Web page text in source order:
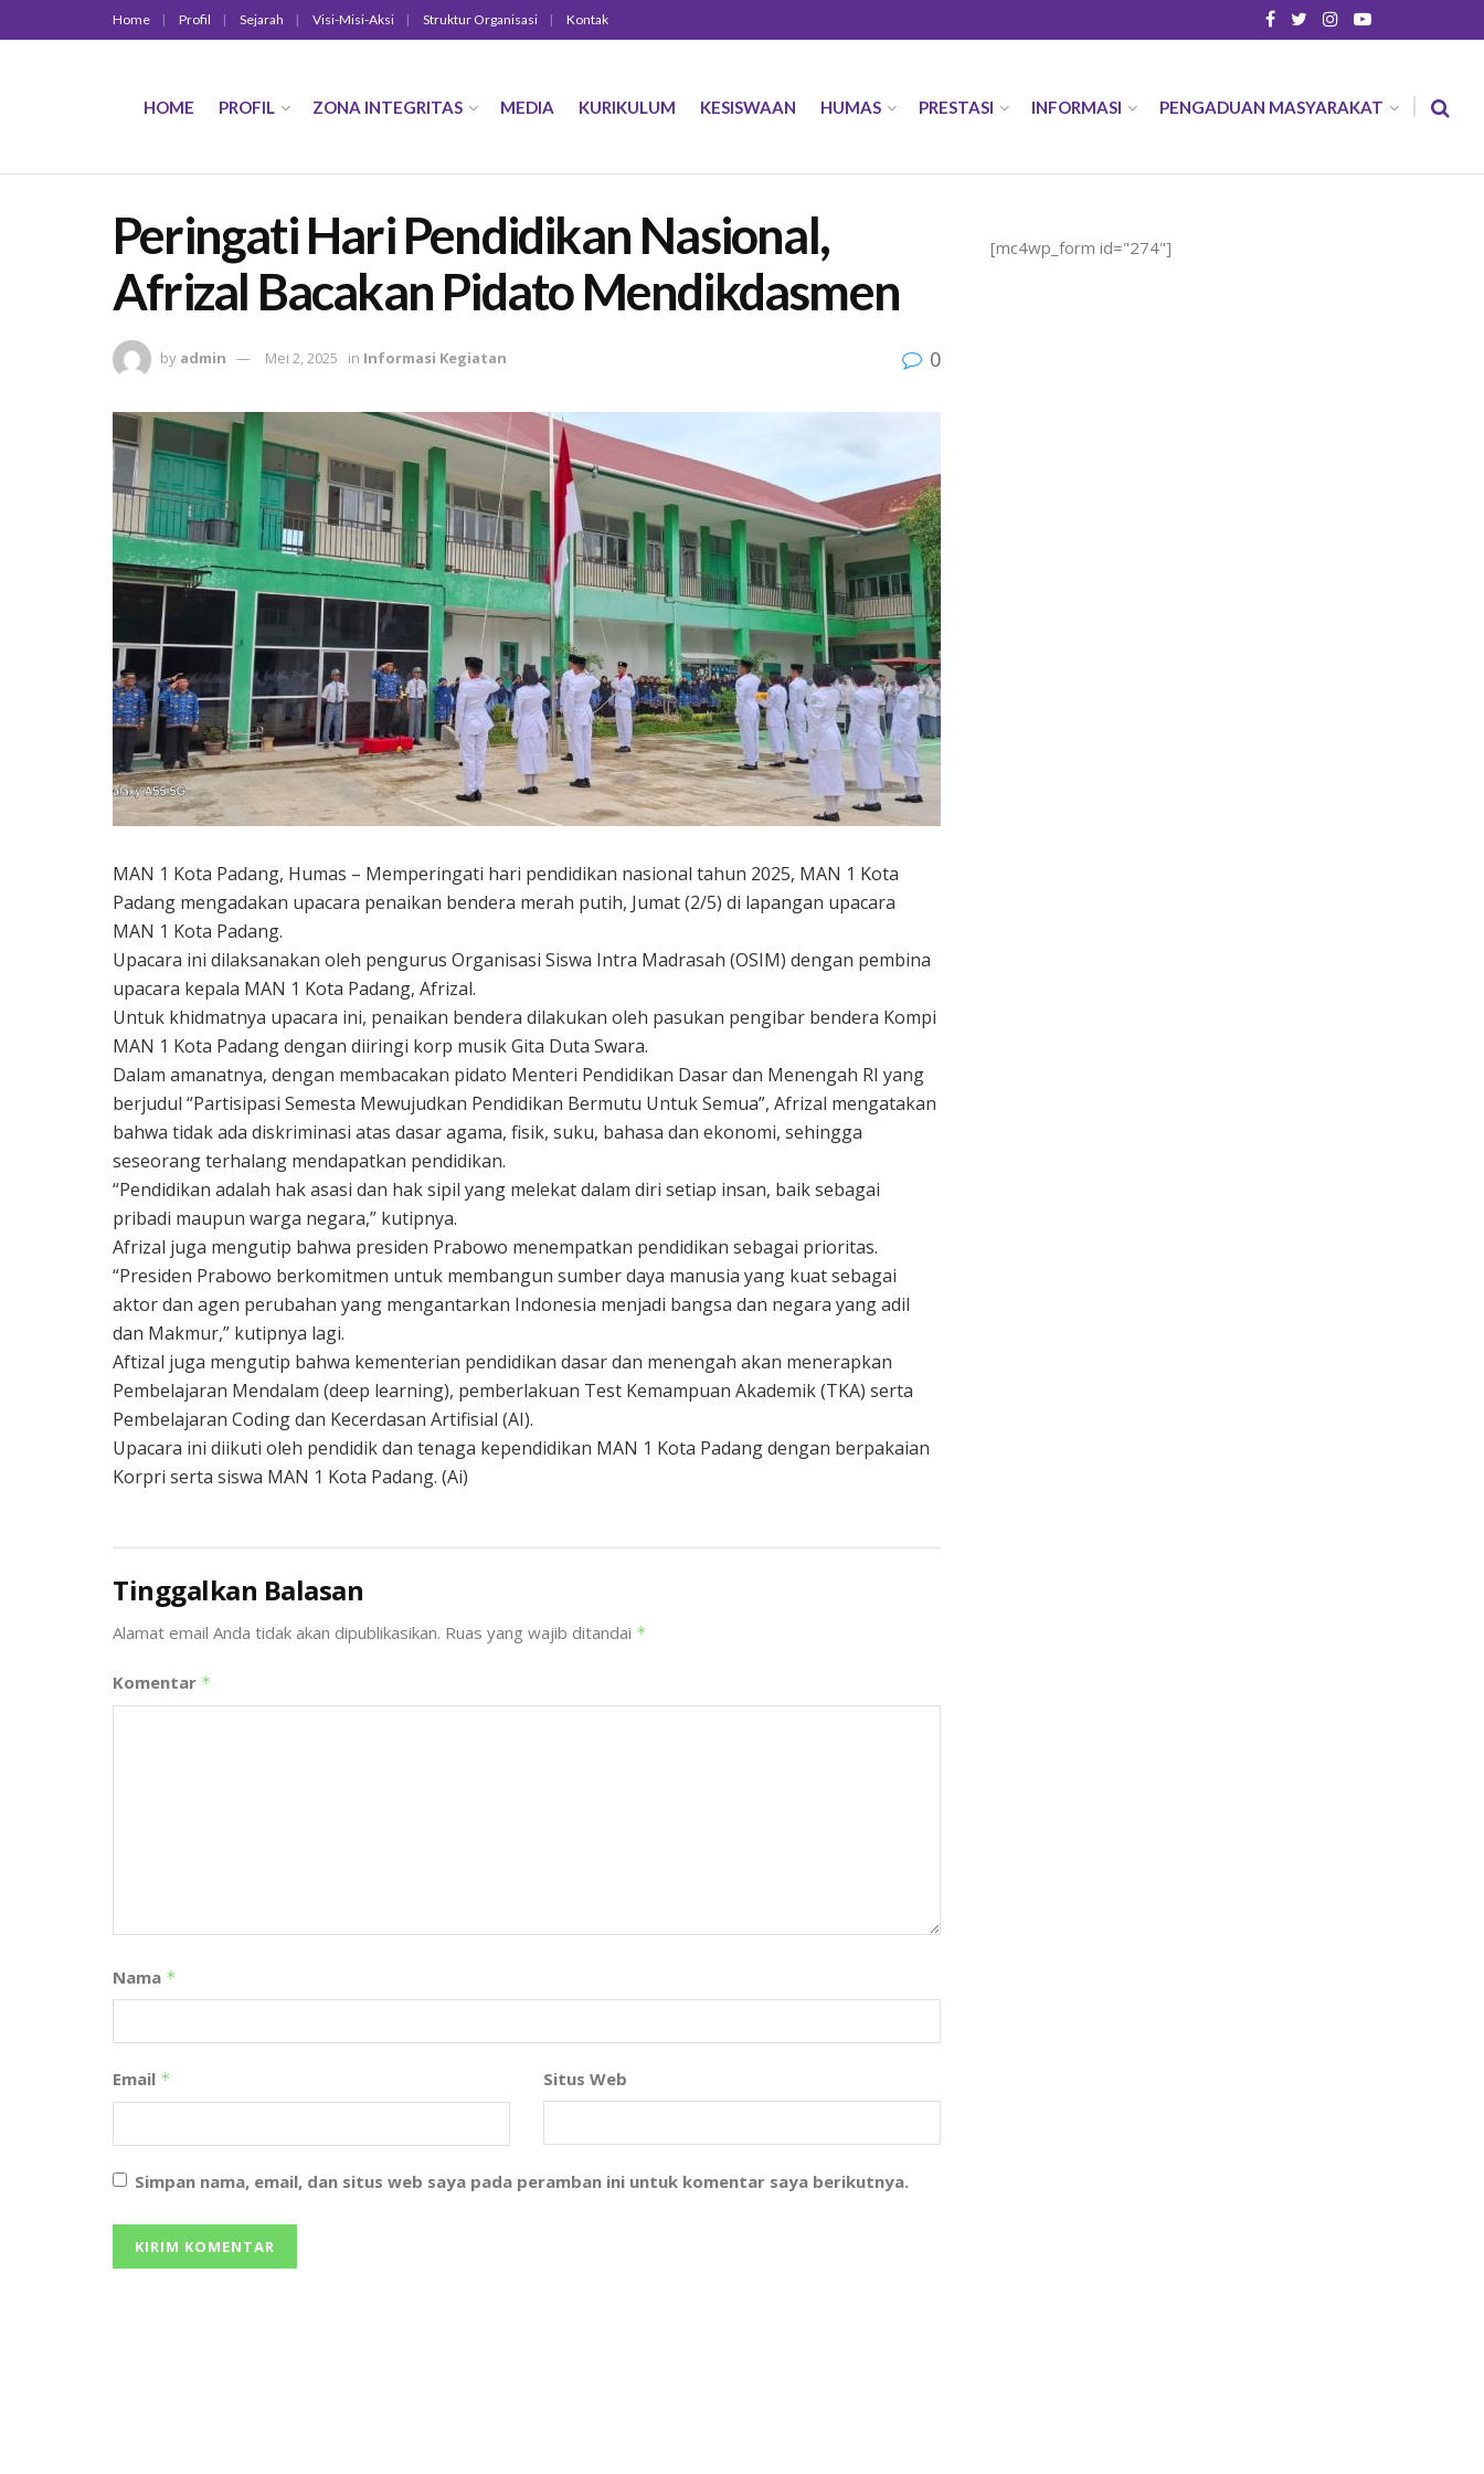
Home Profil Sejarah Visi-Misi-Aksi Struktur Organisasi Kontak
HOME PROFIL ZONA INTEGRITAS MEDIA KURIKULUM KESISWAAN HUMAS PRESTASI INFORMASI PENGADUAN MASYARAKAT
Peringati Hari Pendidikan Nasional,
Afrizal Bacakan Pidato Mendikdasmen
by admin Mei 2, 2025 in Informasi Kegiatan 0
MAN 1 Kota Padang, Humas – Memperingati hari pendidikan nasional tahun 2025, MAN 1 Kota
Padang mengadakan upacara penaikan bendera merah putih, Jumat (2/5) di lapangan upacara
MAN 1 Kota Padang.
Upacara ini dilaksanakan oleh pengurus Organisasi Siswa Intra Madrasah (OSIM) dengan pembina
upacara kepala MAN 1 Kota Padang, Afrizal.
Untuk khidmatnya upacara ini, penaikan bendera dilakukan oleh pasukan pengibar bendera Kompi
MAN 1 Kota Padang dengan diiringi korp musik Gita Duta Swara.
Dalam amanatnya, dengan membacakan pidato Menteri Pendidikan Dasar dan Menengah RI yang
berjudul “Partisipasi Semesta Mewujudkan Pendidikan Bermutu Untuk Semua”, Afrizal mengatakan
bahwa tidak ada diskriminasi atas dasar agama, fisik, suku, bahasa dan ekonomi, sehingga
seseorang terhalang mendapatkan pendidikan.
“Pendidikan adalah hak asasi dan hak sipil yang melekat dalam diri setiap insan, baik sebagai
pribadi maupun warga negara,” kutipnya.
Afrizal juga mengutip bahwa presiden Prabowo menempatkan pendidikan sebagai prioritas.
“Presiden Prabowo berkomitmen untuk membangun sumber daya manusia yang kuat sebagai
aktor dan agen perubahan yang mengantarkan Indonesia menjadi bangsa dan negara yang adil
dan Makmur,” kutipnya lagi.
Aftizal juga mengutip bahwa kementerian pendidikan dasar dan menengah akan menerapkan
Pembelajaran Mendalam (deep learning), pemberlakuan Test Kemampuan Akademik (TKA) serta
Pembelajaran Coding dan Kecerdasan Artifisial (AI).
Upacara ini diikuti oleh pendidik dan tenaga kependidikan MAN 1 Kota Padang dengan berpakaian
Korpri serta siswa MAN 1 Kota Padang. (Ai)
Tinggalkan Balasan
Alamat email Anda tidak akan dipublikasikan. Ruas yang wajib ditandai *
Komentar *
Nama *
Email * Situs Web
Simpan nama, email, dan situs web saya pada peramban ini untuk komentar saya berikutnya.
[mc4wp_form id="274"]